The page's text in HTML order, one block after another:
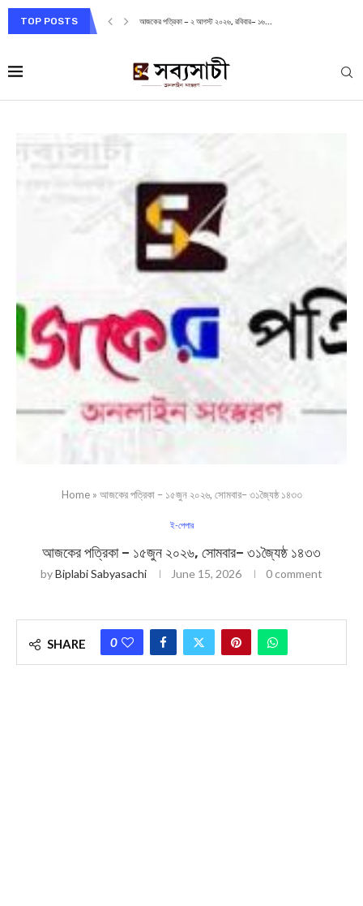
TOP POSTS আজকের পত্রিকা – ২ আগস্ট ২০২৬, রবিবার– ১৬...
Home» আজকের পত্রিকা – ১৫জুন ২০২৬, সোমবার– ৩১জ্যৈষ্ঠ ১৪৩৩
ই-পেপার
আজকের পত্রিকা – ১৫জুন ২০২৬, সোমবার– ৩১জ্যৈষ্ঠ ১৪৩৩
byBiplabi Sabyasachi June 15, 2026 0 comment
SHARE 0